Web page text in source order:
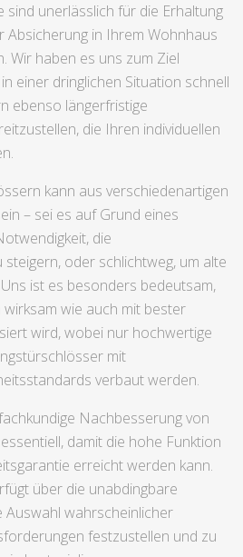
sind unerlässlich für die Erhaltung
Absicherung in Ihrem Wohnhaus
Wir haben es uns zum Ziel
einer dringlichen Situation schnell
ebenso längerfristige
die Ihren individuellen
kann aus verschiedenartigen
– sei es auf Grund eines
die
oder schlichtweg, um alte
ist es besonders bedeutsam,
wie auch mit bester
wird, wobei nur hochwertige
mit
verbaut werden.
Nachbesserung von
damit die hohe Funktion
erreicht werden kann.
über die unabdingbare
Auswahl wahrscheinlicher
festzustellen und zu